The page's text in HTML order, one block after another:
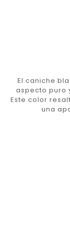
El caniche
aspecto puro
Este color
una